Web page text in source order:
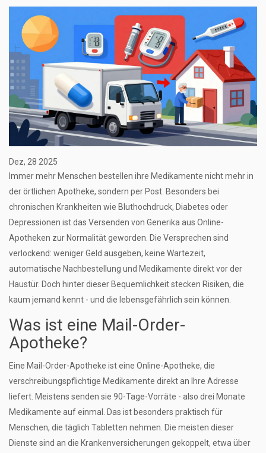
Dez, 28 2025
Immer mehr Menschen bestellen ihre Medikamente nicht mehr in
der örtlichen Apotheke, sondern per Post. Besonders bei
chronischen Krankheiten wie Bluthochdruck, Diabetes oder
Depressionen ist das Versenden von Generika aus Online-
Apotheken zur Normalität geworden. Die Versprechen sind
verlockend: weniger Geld ausgeben, keine Wartezeit,
automatische Nachbestellung und Medikamente direkt vor der
Haustür. Doch hinter dieser Bequemlichkeit stecken Risiken, die
kaum jemand kennt - und die lebensgefährlich sein können.
Was ist eine Mail-Order-
Apotheke?
Eine Mail-Order-Apotheke ist eine Online-Apotheke, die
verschreibungspflichtige Medikamente direkt an Ihre Adresse
liefert. Meistens senden sie 90-Tage-Vorräte - also drei Monate
Medikamente auf einmal. Das ist besonders praktisch für
Menschen, die täglich Tabletten nehmen. Die meisten dieser
Dienste sind an die Krankenversicherungen gekoppelt, etwa über